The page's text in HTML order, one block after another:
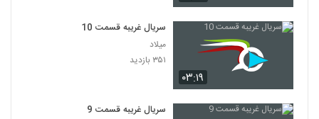
۰۳:۱۹
سریال غریبه قسمت 10
میلاد
۳۵۱ بازدید
سریال غریبه قسمت 9